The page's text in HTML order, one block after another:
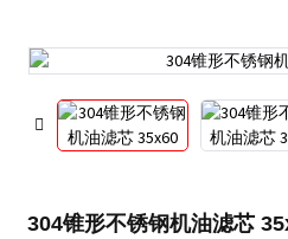
304锥形不锈钢机油滤芯